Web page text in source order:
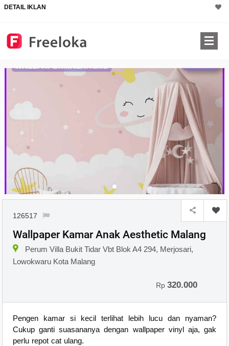
DETAIL IKLAN
126517
Wallpaper Kamar Anak Aesthetic Malang
Perum Villa Bukit Tidar Vbt Blok A4 294, Merjosari,
Lowokwaru Kota Malang
Rp320.000
Pengen kamar si kecil terlihat lebih lucu dan nyaman?
Cukup ganti suasananya dengan wallpaper vinyl aja, gak
perlu repot cat ulang.